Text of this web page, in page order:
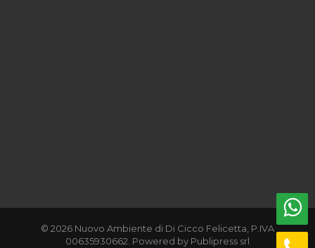
© 2026 Nuovo Ambiente di Di Cicco Felicetta, P.IVA
00635930662. Powered by Publipress srl